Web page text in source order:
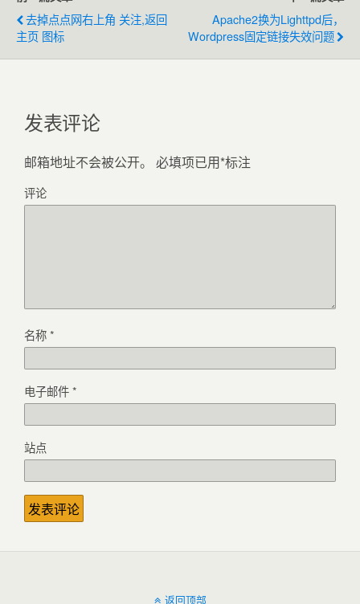
去掉点点网右上角 关注,返回
主页 图标
Apache2换为lighttpd后，
Wordpress固定链接失效问题
发表评论
邮箱地址不会被公开。 必填项已用*标注
评论
名称*
电子邮件*
站点
返回顶部